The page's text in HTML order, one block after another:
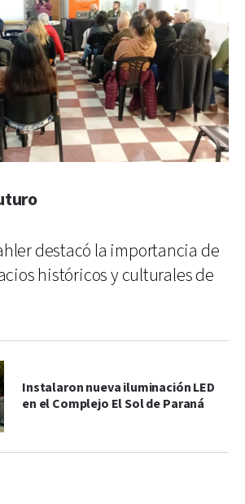
destacó la importancia de
históricos y culturales de
Instalaron nueva iluminación LED
en el Complejo El Sol de Paraná